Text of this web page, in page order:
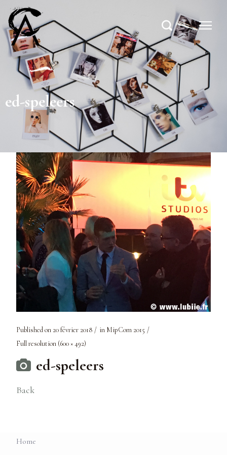
ed-speleers
Published on 20 février 2018 in MipCom 2015
Full resolution (600 × 492)
ed-speleers
Back
Home